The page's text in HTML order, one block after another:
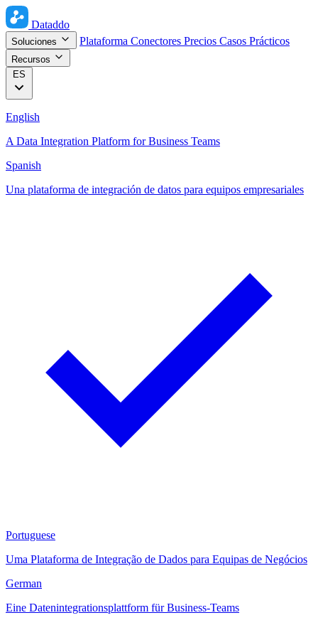
Dataddo
Soluciones Plataforma Conectores Precios Casos Prácticos
Recursos
ES
English
A Data Integration Platform for Business Teams
Spanish
Una plataforma de integración de datos para equipos empresariales
Portuguese
Uma Plataforma de Integração de Dados para Equipas de Negócios
German
Eine Datenintegrationsplattform für Business-Teams